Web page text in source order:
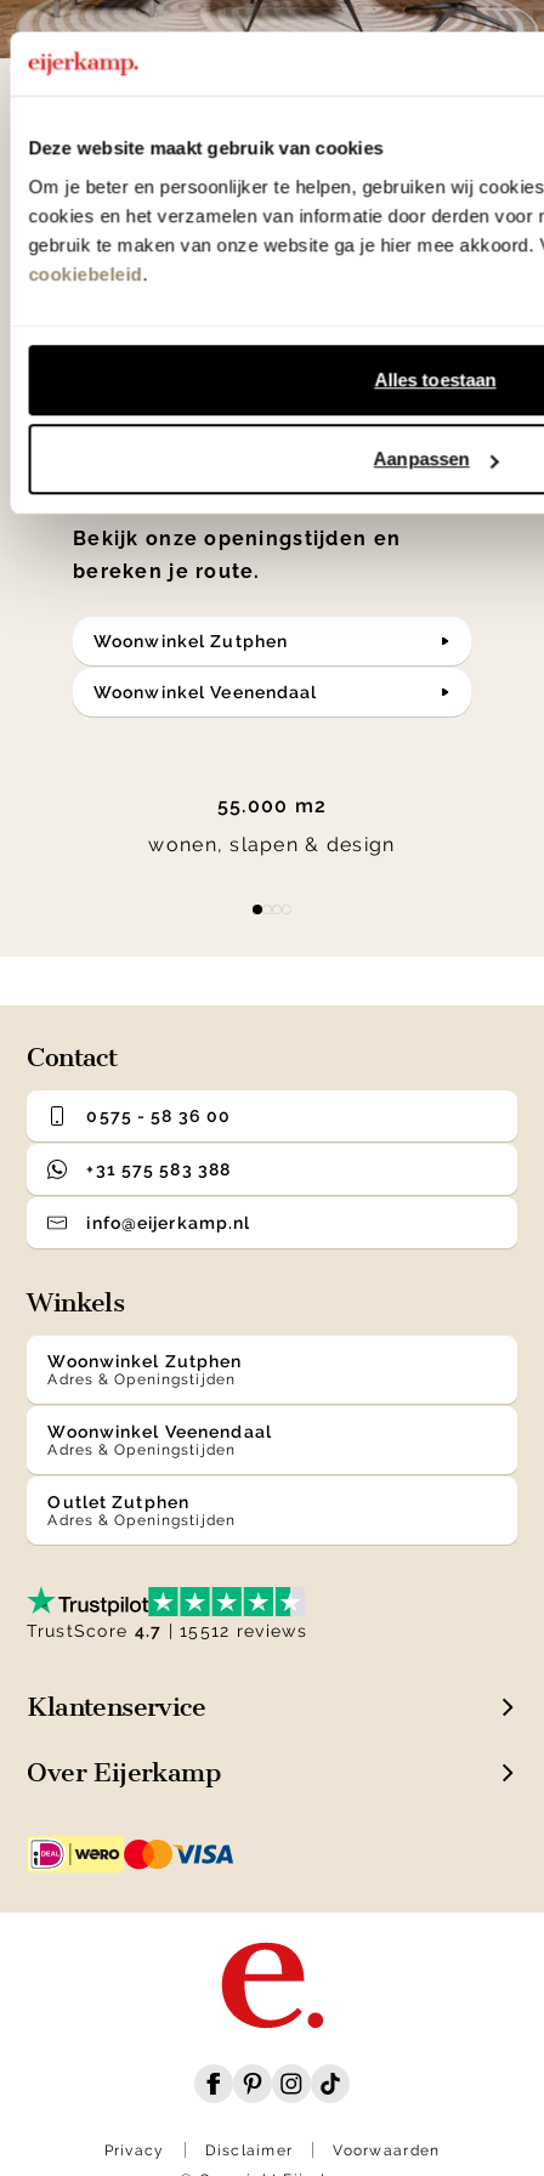
Deze website maakt gebruik van cookies
Om je beter en persoonlijker te helpen, gebruiken wij
cookies en het verzamelen van informatie door derden voor
gebruik te maken van onze website ga je hier mee akkoord.
cookiebeleid.
Alles toestaan
Aanpassen
gezien op tv!
Wie kent het programma vtwonen
'Weer verliefd op je huis' niet? We
slaap- en designcollecties
samengesteld met de mooiste
klassiekers en de nieuwste ontwerpen
in verrassende materialen en kleuren!
Bekijk onze openingstijden en
bereken je route.
Woonwinkel Zutphen
Woonwinkel Veenendaal
55.000 m2
wonen, slapen & design
Contact
0575 - 58 36 00
+31 575 583 388
info@eijerkamp.nl
Winkels
Woonwinkel Zutphen
Adres & Openingstijden
Woonwinkel Veenendaal
Adres & Openingstijden
Outlet Zutphen
Adres & Openingstijden
Klantenservice
Over Eijerkamp
TrustScore 4.7 | 15512 reviews
Privacy Disclaimer
Voorwaarden